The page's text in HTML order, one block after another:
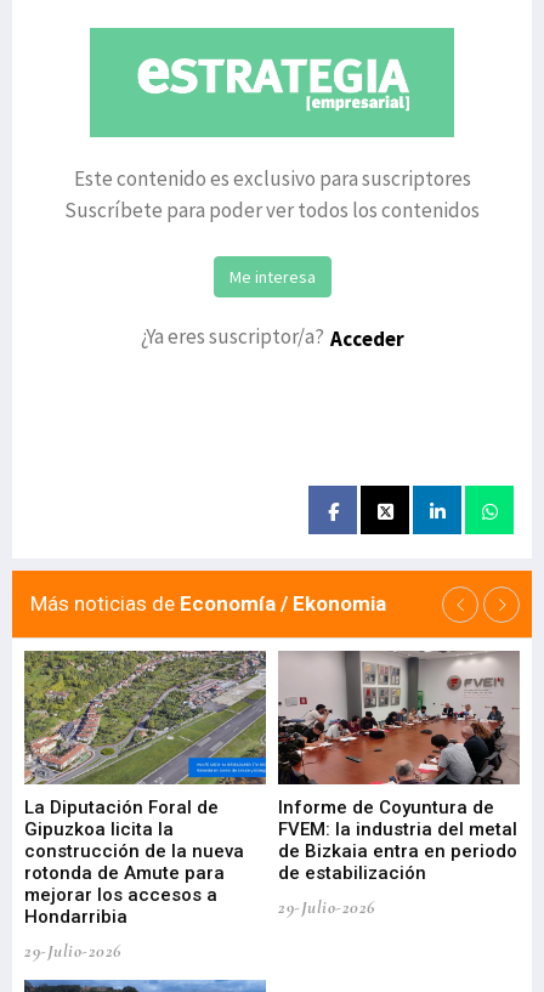
Este contenido es exclusivo para suscriptores
Suscríbete para poder ver todos los contenidos
Me interesa
¿Ya eres suscriptor/a? Acceder
Más noticias de Economía / Ekonomia
La Diputación Foral de
Gipuzkoa licita la
construcción de la nueva
rotonda de Amute para
mejorar los accesos a
Hondarribia
29-Julio-2026
Informe de Coyuntura de
FVEM: la industria del metal
de Bizkaia entra en periodo
de estabilización
29-Julio-2026